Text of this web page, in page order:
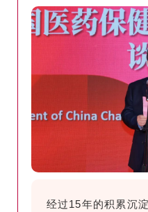
经过15年的积累沉